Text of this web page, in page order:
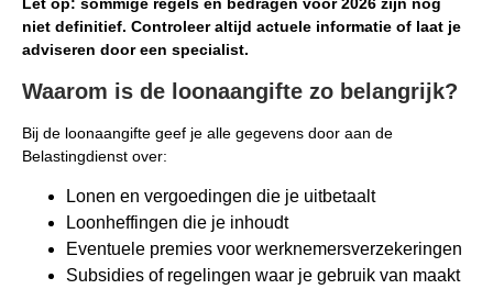
niet definitief. Controleer altijd actuele informatie of laat je
adviseren door een specialist.
Waarom is de loonaangifte zo belangrijk?
Bij de loonaangifte geef je alle gegevens door aan de
Belastingdienst over:
Lonen en vergoedingen die je uitbetaalt
Loonheffingen die je inhoudt
Eventuele premies voor werknemersverzekeringen
Subsidies of regelingen waar je gebruik van maakt